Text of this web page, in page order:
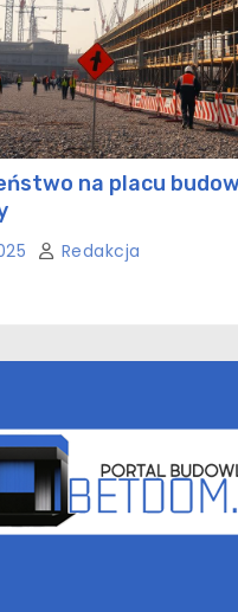
na placu
Redakcja